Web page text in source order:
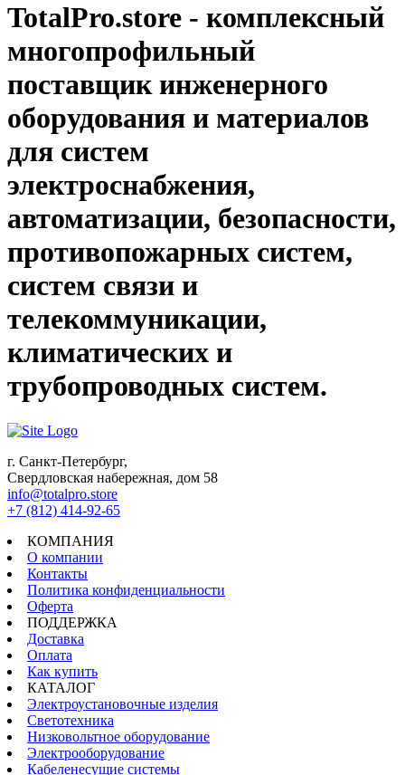
TotalPro.store - комплексный
многопрофильный
поставщик инженерного
оборудования и материалов
для систем
электроснабжения,
автоматизации, безопасности,
противопожарных систем,
систем связи и
телекоммуникации,
климатических и
трубопроводных систем.
г. Санкт-Петербург,
Свердловская набережная, дом 58
info@totalpro.store
+7 (812) 414-92-65
КОМПАНИЯ
О компании
Контакты
Политика конфиденциальности
Оферта
ПОДДЕРЖКА
Доставка
Оплата
Как купить
КАТАЛОГ
Электроустановочные изделия
Светотехника
Низковольтное оборудование
Электрооборудование
Кабеленесущие системы